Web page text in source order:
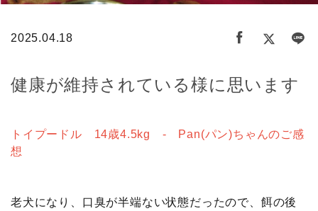
2025.04.18
健康が維持されている様に思います
トイプードル 14歳4.5kg - Pan(パン)ちゃんのご感
想
老犬になり、口臭が半端ない状態だったので、餌の後